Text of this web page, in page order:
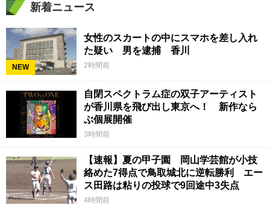
新着ニュース
NEW
女性のスカートの中にスマホを差し入れ
た疑い 男を逮捕 香川
2時間前
自閉スペクトラム症の双子アーティスト
が香川県を飛び出し東京へ！ 新作なら
ぶ個展開催
3時間前
【速報】夏の甲子園 岡山学芸館が小技
絡めた7得点で鳥取城北に逆転勝利 エー
ス田路は粘りの投球で9回途中3失点
4時間前